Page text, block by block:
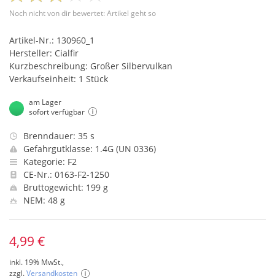
Noch nicht von dir bewertet: Artikel geht so
Artikel-Nr.: 130960_1
Hersteller: Cialfir
Kurzbeschreibung: Großer Silbervulkan
Verkaufseinheit: 1 Stück
am Lager
sofort verfügbar
Brenndauer: 35 s
Gefahrgutklasse: 1.4G (UN 0336)
Kategorie: F2
CE-Nr.: 0163-F2-1250
Bruttogewicht: 199 g
NEM: 48 g
4,99 €
inkl. 19% MwSt.,
zzgl.Versandkosten